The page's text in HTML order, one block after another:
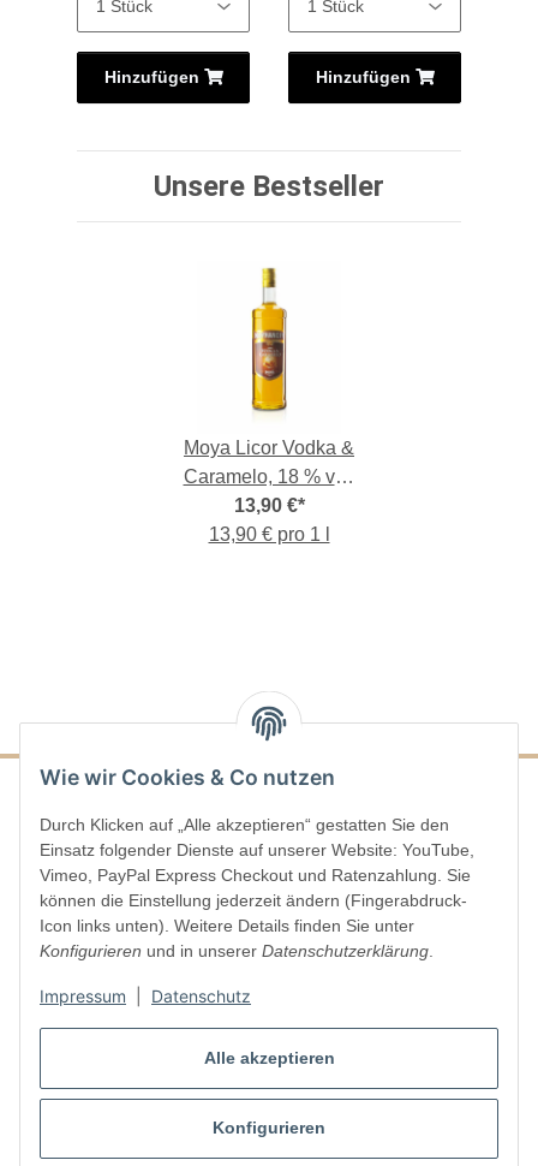
Alle akzeptieren
Konfigurieren
Wie wir Cookies & Co nutzen
Durch Klicken auf „Alle akzeptieren“ gestatten Sie den
Einsatz folgender Dienste auf unserer Website: YouTube,
Vimeo, PayPal Express Checkout und Ratenzahlung. Sie
können die Einstellung jederzeit ändern (Fingerabdruck-
Icon links unten). Weitere Details finden Sie unter
Konfigurieren und in unserer Datenschutzerklärung.
Impressum Datenschutz
Hinzufügen Hinzufügen
Unsere Bestseller
Moya Licor Vodka &
Caramelo, 18 % vol,
1,-l-Flasche
13,90 €*
13,90 € pro 1 l
Informationen
Gesetzliche Informationen
Vertrag widerrufen
* Alle Preise inkl. gesetzlicher USt., zzgl.